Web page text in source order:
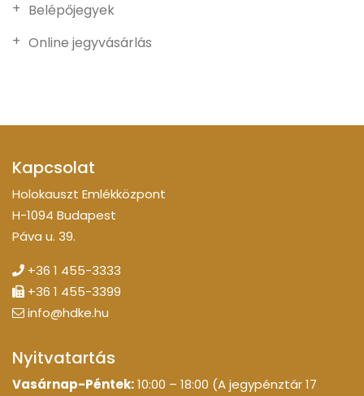
Belépőjegyek
Online jegyvásárlás
Kapcsolat
Holokauszt Emlékközpont
H-1094 Budapest
Páva u. 39.
+36 1 455-3333
+36 1 455-3399
info@hdke.hu
Nyitvatartás
Vasárnap-Péntek:10:00 – 18:00 (A jegypénztár 17